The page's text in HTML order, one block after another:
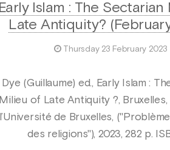
Early Islam : The
Late Antiquity?
Thursday 23 February 2023
Dye (Guillaume) ed., Early Islam :
Milieu of Late Antiquity ?,
l’Université de Bruxelles,
des religions"), 2023, 282 p.